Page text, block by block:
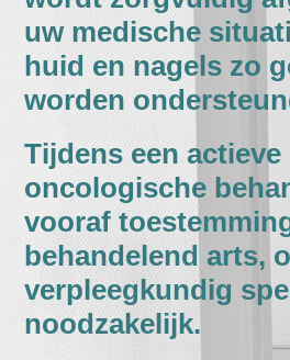
uw medische
huid en nagels zo
worden
Tijdens een actieve
oncologische
vooraf
behandelend arts,
verpleegkundig
noodzakelijk.